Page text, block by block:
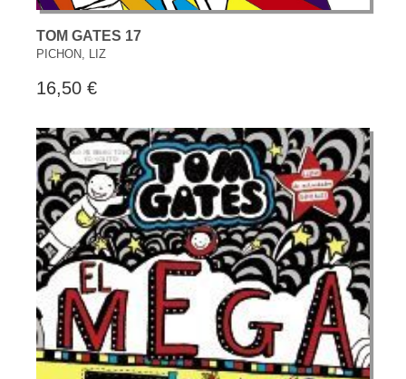
TOM GATES 17
PICHON, LIZ
16,50 €